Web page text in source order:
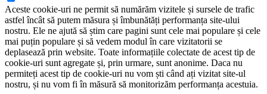
Aceste cookie-uri ne permit să numărăm vizitele și sursele de trafic
astfel încât să putem măsura și îmbunătăți performanța site-ului
nostru. Ele ne ajută să știm care pagini sunt cele mai populare și cele
mai puțin populare și să vedem modul în care vizitatorii se
deplasează prin website. Toate informațiile colectate de acest tip de
cookie-uri sunt agregate și, prin urmare, sunt anonime. Daca nu
permiteți acest tip de cookie-uri nu vom ști când ați vizitat site-ul
nostru, și nu vom fi în măsură să monitorizăm performanța acestuia.